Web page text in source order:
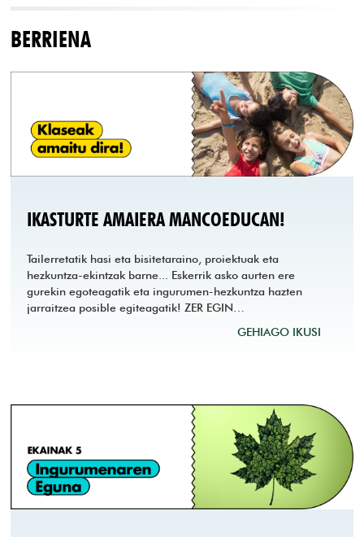
BERRIENA
IKASTURTE AMAIERA MANCOEDUCAN!
Tailerretatik hasi eta bisitetaraino, proiektuak eta
hezkuntza-ekintzak barne... Eskerrik asko aurten ere
gurekin egoteagatik eta ingurumen-hezkuntza hazten
jarraitzea posible egiteagatik! ZER EGIN…
GEHIAGO IKUSI